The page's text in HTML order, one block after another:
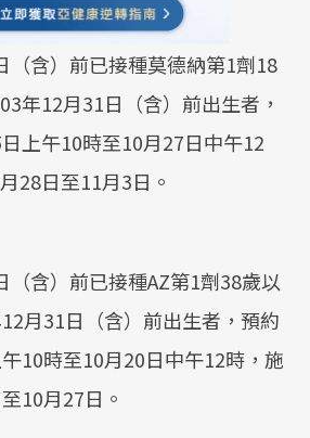
（含）前已接種莫德納第1劑18
年12月31日（含）前出生者，
上午10時至10月27日中午12
28日至11月3日。
（含）前已接種AZ第1劑38歲以
月31日（含）前出生者，預約
10時至10月20日中午12時，施
10月27日。